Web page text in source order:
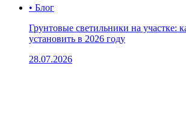
• Блог
Грунтовые светильники на участке:
установить в 2026 году
28.07.2026